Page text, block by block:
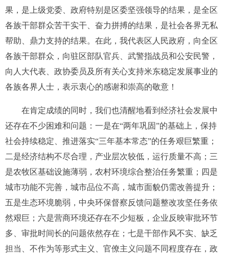
果，是上级党委、政府特别是区委坚强领导的结果，是全区
各族干部群众苦干实干、奋力拼搏的结果，是社会各界无私
帮助、鼎力支持的结果。在此，我代表区人民政府，向全区
各族干部群众，向驻区部队官兵、武警指战员和公安民警，
向人大代表、政协委员及所有关心支持米东稳定发展事业的
各族各界人士，表示衷心的感谢和崇高的敬意！
在肯定成绩的同时，我们也清醒地看到经济社会发展中
还存在不少困难和问题：一是在“两年巩固”的基础上，保持
社会持续稳定、推进落实“三年基本常态”的任务艰巨繁重；
二是经济结构不尽合理，产业层次较低，运行质量不高；三
是农牧区基础设施薄弱，农村环境综合整治任务繁重；四是
城市功能不完善，城市品位不高，城市面貌仍需改善提升；
五是生态环境脆弱，中央环保督察反馈问题整改攻坚任务依
然艰巨；六是营商环境还存在不少短板，企业反映审批环节
多、审批时间长的问题依然存在；七是干部作风不实、缺乏
担当、不作为等形式主义、官僚主义问题不同程度存在，政